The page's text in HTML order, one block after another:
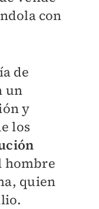
con
de
un
y
los
hombre
quien